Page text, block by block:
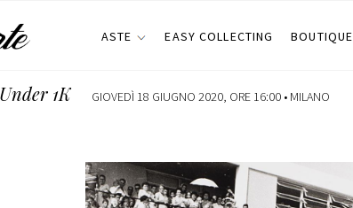
ASTE EASY COLLECTING BOUTIQUE
1K GIOVEDÌ 18 GIUGNO 2020, ORE 16:00 • MILANO